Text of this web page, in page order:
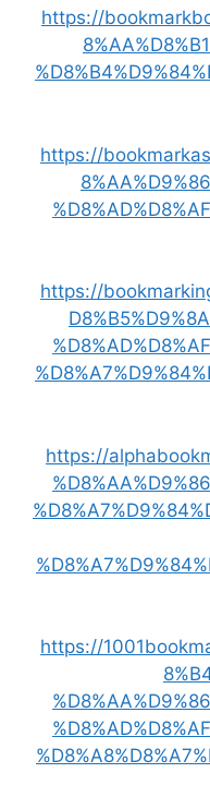
https://
https://
https://
https://
https://